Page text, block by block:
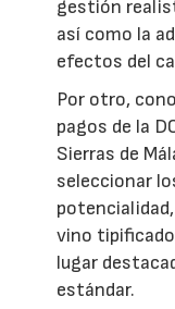
gestión
así como la
efectos del
Por otro,
pagos de la
Sierras de
seleccionar
vino
lugar
estándar.